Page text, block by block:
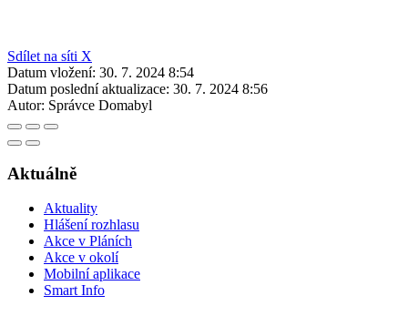
Sdílet na síti X
Datum vložení: 30. 7. 2024 8:54
Datum poslední aktualizace: 30. 7. 2024 8:56
Autor: Správce Domabyl
Aktuálně
Aktuality
Hlášení rozhlasu
Akce v Pláních
Akce v okolí
Mobilní aplikace
Smart Info